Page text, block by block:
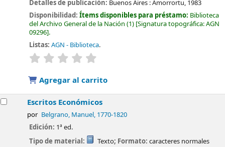
Detalles de publicación: Buenos Aires :Amorrortu, 1983
Disponibilidad:Ítems disponibles para préstamo: Biblioteca
del Archivo General de la Nación (1) Signatura topográfica:AGN
09296 .
Listas: AGN - Biblioteca.
valoración
Agregar al carrito
Escritos Económicos
por Belgrano, Manuel, 1770-1820
Edición: 1ª ed.
Tipo de material:
Texto; Formato: caracteres normales